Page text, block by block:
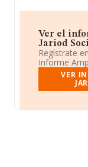
Ver el
Jariod
Regístrate
Informe
VER